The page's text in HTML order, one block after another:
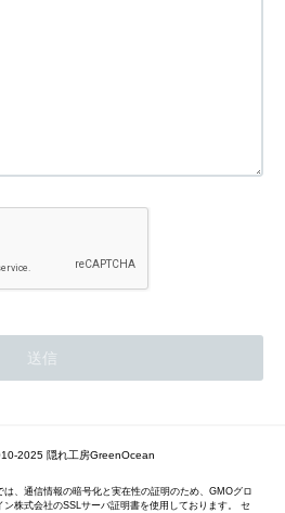
2025 隠れ工房GreenOcean
は、通信情報の暗号化と実在性の証明のため、GMOグロ
ン株式会社のSSLサーバ証明書を使用しております。 セ